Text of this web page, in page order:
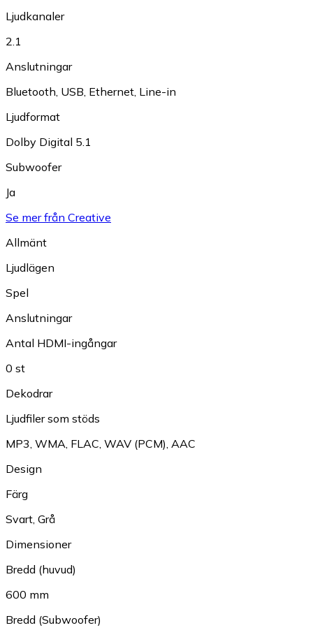
Ljudkanaler
2.1
Anslutningar
Bluetooth, USB, Ethernet, Line-in
Ljudformat
Dolby Digital 5.1
Subwoofer
Ja
Se mer från Creative
Allmänt
Ljudlägen
Spel
Anslutningar
Antal HDMI-ingångar
0 st
Dekodrar
Ljudfiler som stöds
MP3, WMA, FLAC, WAV (PCM), AAC
Design
Färg
Svart, Grå
Dimensioner
Bredd (huvud)
600 mm
Bredd (Subwoofer)